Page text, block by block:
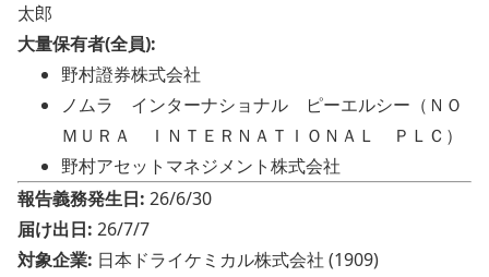
太郎
大量保有者(全員):
野村證券株式会社
ノムラ インターナショナル ピーエルシー（ＮＯ
ＭＵＲＡ ＩＮＴＥＲＮＡＴＩＯＮＡＬ ＰＬＣ）
野村アセットマネジメント株式会社
報告義務発生日: 26/6/30
届け出日: 26/7/7
対象企業: 日本ドライケミカル株式会社 (1909)